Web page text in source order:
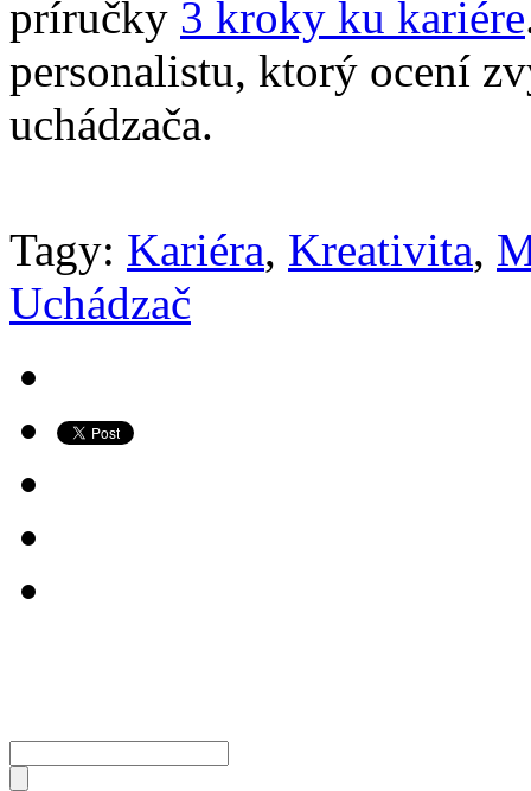
príručky 3 kroky ku kariére
personalistu, ktorý ocení
uchádzača.
Tagy: Kariéra, Kreativita,
Uchádzač